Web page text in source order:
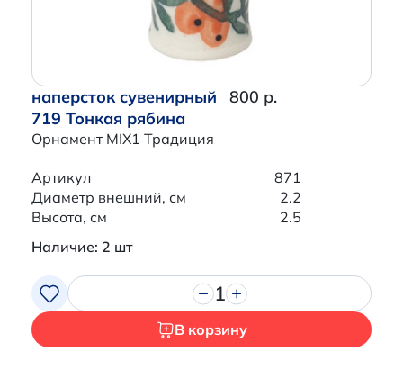
наперсток сувенирный
719 Тонкая рябина
Орнамент MIX1 Традиция
800 р.
Артикул
871
Диаметр внешний, см
2.2
Высота, см
2.5
Наличие: 2 шт
1
В корзину